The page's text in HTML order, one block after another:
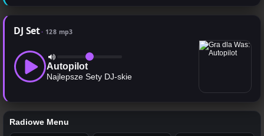
DJ Set 128 mp3
Autopilot
Najlepsze Sety DJ-skie
Radiowe Menu